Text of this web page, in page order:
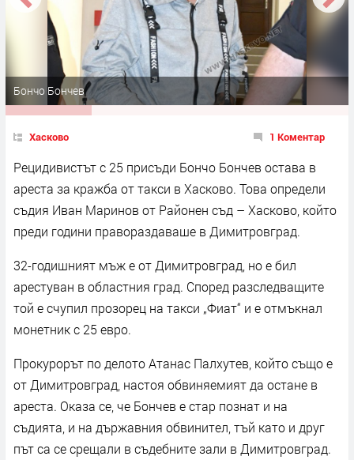
Бончо Бончев
Хасково 1 Коментар
Рецидивистът с 25 присъди Бончо Бончев остава в
ареста за кражба от такси в Хасково. Това определи
съдия Иван Маринов от Районен съд – Хасково, който
преди години правораздаваше в Димитровград.
32-годишният мъж е от Димитровград, но е бил
арестуван в областния град. Според разследващите
той е счупил прозорец на такси „Фиат“ и е отмъкнал
монетник с 25 евро.
Прокурорът по делото Атанас Палхутев, който също е
от Димитровград, настоя обвиняемият да остане в
ареста. Оказа се, че Бончев е стар познат и на
съдията, и на държавния обвинител, тъй като и друг
път са се срещали в съдебните зали в Димитровград.